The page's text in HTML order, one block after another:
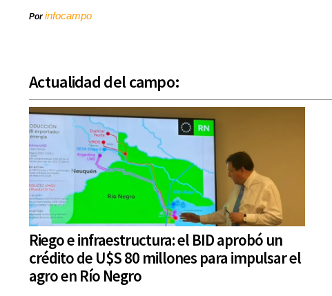
Porinfocampo
Actualidad del campo:
Riego e infraestructura: el BID aprobó un
crédito de U$S 80 millones para impulsar el
agro en Río Negro